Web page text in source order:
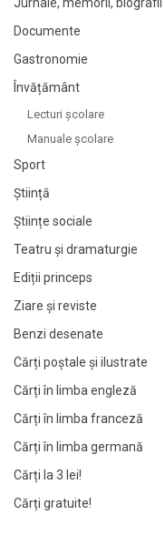
Documente
Gastronomie
Învățământ
Lecturi şcolare
Manuale şcolare
Sport
Știință
Științe sociale
Teatru și dramaturgie
Ediții princeps
Ziare şi reviste
Benzi desenate
Cărți poștale și ilustrate
Cărți în limba engleză
Cărți în limba franceză
Cărți în limba germană
Cărți la 3 lei!
Cărți gratuite!